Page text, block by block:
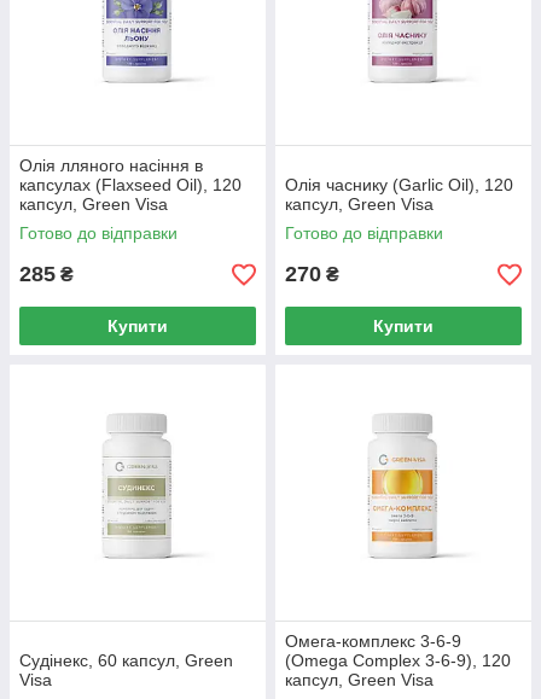
Олія лляного насіння в
капсулах (Flaxseed Oil), 120
капсул, Green Visa
Готово до відправки
285 ₴
Купити
Олія часнику (Garlic Oil), 120
капсул, Green Visa
Готово до відправки
270 ₴
Купити
Судінекс, 60 капсул, Green
Visa
Омега-комплекс 3-6-9
(Omega Complex 3-6-9), 120
капсул, Green Visa